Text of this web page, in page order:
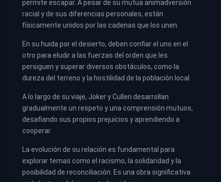
permite escapar. A pesar de su mutua animadversión
racial y de sus diferencias personales, están
físicamente unidos por las cadenas que los unen.
En su huida por el desierto, deben confiar el uno en el
otro para eludir a las fuerzas del orden que les
persiguen y superar diversos obstáculos, como la
dureza del terreno y la hostilidad de la población local.
A lo largo de su viaje, Joker y Cullen desarrollan
gradualmente un respeto y una comprensión mutuos,
desafiando sus propios prejuicios y aprendiendo a
cooperar.
La evolución de su relación es fundamental para
explorar temas como el racismo, la solidaridad y la
posibilidad de reconciliación. Es una obra significativa